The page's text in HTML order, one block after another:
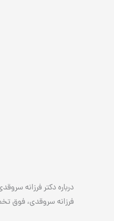
درباره دکتر فرزانه
فرزانه سروقدی، فوق